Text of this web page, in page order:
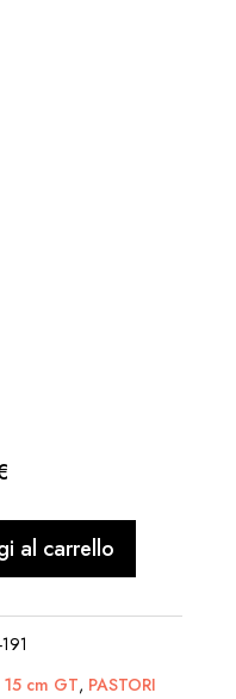
al carrello
cm GT, PASTORI